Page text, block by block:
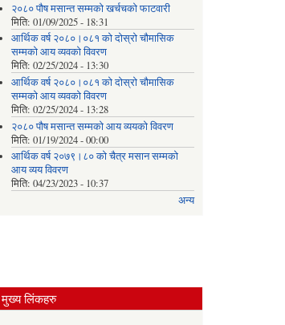
२०८० पौष मसान्त सम्मको खर्चचको फाटवारी
मिति:01/09/2025 - 18:31
आर्थिक वर्ष २०८०।०८१ को दोस्रो चौमासिक
सम्मको आय व्यवको विवरण
मिति:02/25/2024 - 13:30
आर्थिक वर्ष २०८०।०८१ को दोस्रो चौमासिक
सम्मको आय व्यवको विवरण
मिति:02/25/2024 - 13:28
२०८० पौष मसान्त सम्मको आय व्ययको विवरण
मिति:01/19/2024 - 00:00
आर्थिक वर्ष २०७९।८० को चैत्र मसान सम्मको
आय व्यय विवरण
मिति:04/23/2023 - 10:37
अन्य
मुख्य लिंकहरु